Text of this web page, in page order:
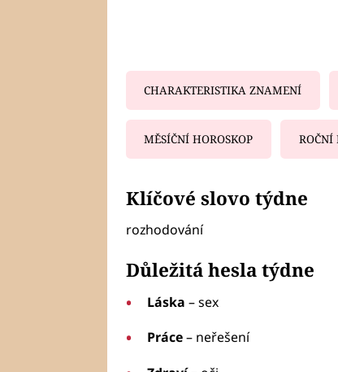
CHARAKTERISTIKA ZNAMENÍ
MĚSÍČNÍ HOROSKOP ROČNÍ
Klíčové slovo týdne
rozhodování
Důležitá hesla týdne
Láska – sex
Práce– neřešení